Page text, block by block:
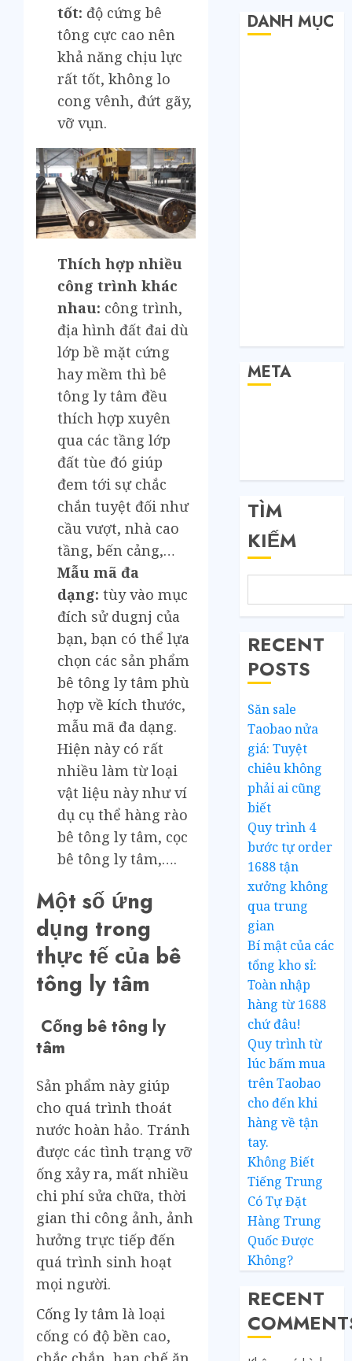
tốt: độ cứng bê
tông cực cao nên
khả năng chịu lực
rất tốt, không lo
cong vênh, đứt gãy,
vỡ vụn.
Thích hợp nhiều
công trình khác
nhau: công trình,
địa hình đất đai dù
lớp bề mặt cứng
hay mềm thì bê
tông ly tâm đều
thích hợp xuyên
qua các tầng lớp
đất tùe đó giúp
đem tới sự chắc
chắn tuyệt đối như
cầu vượt, nhà cao
tầng, bến cảng,…
Mẫu mã đa
dạng: tùy vào mục
đích sử dugnj của
bạn, bạn có thể lựa
chọn các sản phẩm
bê tông ly tâm phù
hợp về kích thước,
mẫu mã đa dạng.
Hiện này có rất
nhiều làm từ loại
vật liệu này như ví
dụ cụ thể hàng rào
bê tông ly tâm, cọc
bê tông ly tâm,….
Một số ứng
dụng trong
thực tế của bê
tông ly tâm
Cống bê tông ly
tâm
Sản phẩm này giúp
cho quá trình thoát
nước hoàn hảo. Tránh
được các tình trạng vỡ
ống xảy ra, mất nhiều
chi phí sửa chữa, thời
gian thi công ảnh, ảnh
hưởng trực tiếp đến
quá trình sinh hoạt
mọi người.
Cống ly tâm là loại
cống có độ bền cao,
DANH MỤC
META
TÌM
KIẾM
RECENT
POSTS
Săn sale
Taobao nửa
giá: Tuyệt
chiêu không
phải ai cũng
biết
Quy trình 4
bước tự order
1688 tận
xưởng không
qua trung
gian
Bí mật của các
tổng kho sỉ:
Toàn nhập
hàng từ 1688
chứ đâu!
Quy trình từ
lúc bấm mua
trên Taobao
cho đến khi
hàng về tận
tay.
Không Biết
Tiếng Trung
Có Tự Đặt
Hàng Trung
Quốc Được
Không?
RECENT